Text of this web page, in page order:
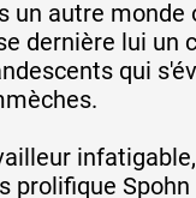
un autre monde
dernière lui un
qui
prolifique